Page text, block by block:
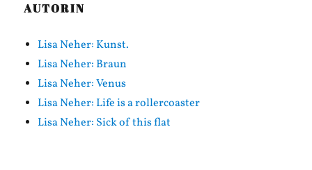
AUTORIN
Lisa Neher: Kunst.
Lisa Neher: Braun
Lisa Neher: Venus
Lisa Neher: Life is a rollercoaster
Lisa Neher: Sick of this flat